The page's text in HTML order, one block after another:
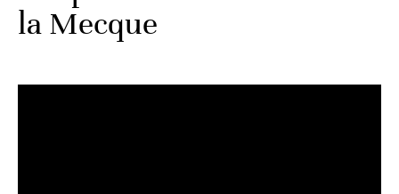
la Mecque